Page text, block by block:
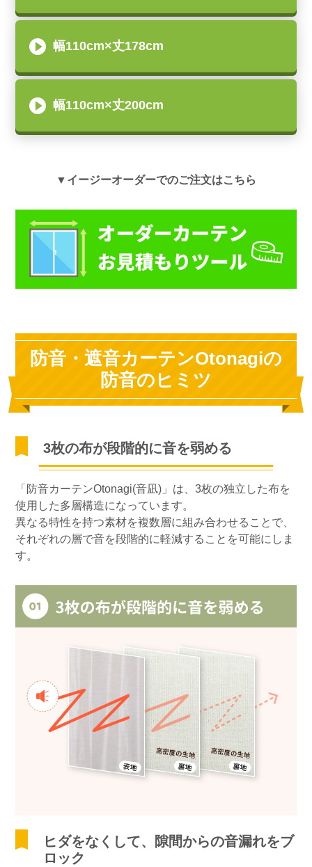
幅110cm×丈178cm
幅110cm×丈200cm
▼イージーオーダーでのご注文はこちら
防音・遮音カーテンOtonagiの
防音のヒミツ
3枚の布が段階的に音を弱める
「防音カーテンOtonagi(音凪)」は、3枚の独立した布を
使用した多層構造になっています。
異なる特性を持つ素材を複数層に組み合わせることで、
それぞれの層で音を段階的に軽減することを可能にしま
す。
ヒダをなくして、隙間からの音漏れをブ
ロック